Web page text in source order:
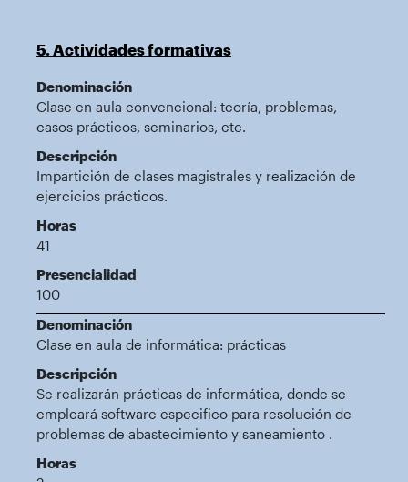
5. Actividades formativas
Denominación
Clase en aula convencional: teoría, problemas,
casos prácticos, seminarios, etc.
Descripción
Impartición de clases magistrales y realización de
ejercicios prácticos.
Horas
41
Presencialidad
100
Denominación
Clase en aula de informática: prácticas
Descripción
Se realizarán prácticas de informática, donde se
empleará software especifico para resolución de
problemas de abastecimiento y saneamiento .
Horas